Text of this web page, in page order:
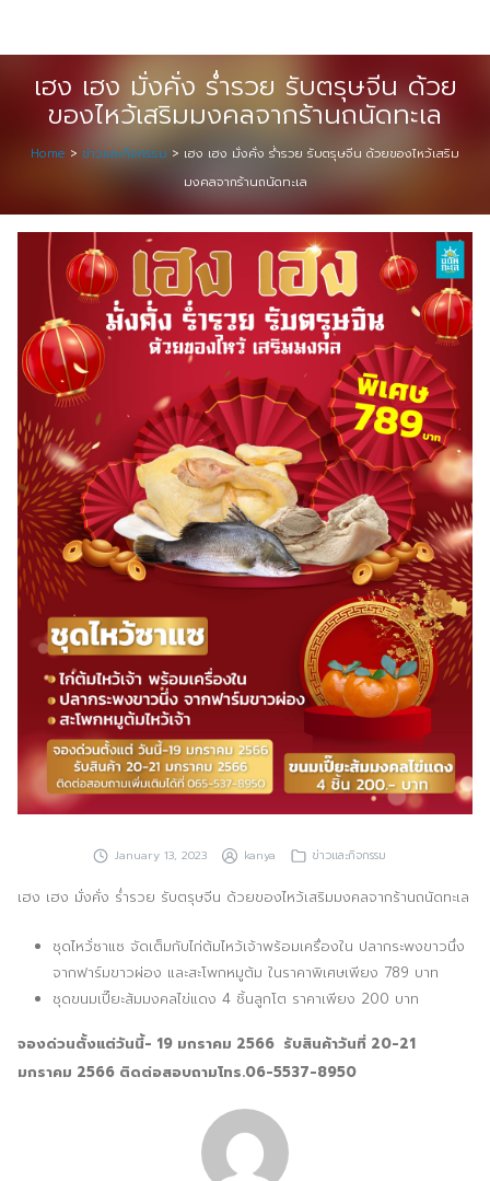
Event & Exhibition Solution
intro
Media Solution
Seminar Service Solution
Trading & E-Commerce Solution
ข้อมูลบริษัท
จัดงานแสดงสินค้าและอีเว้นท์ต่าง ๆ
ติดต่อเรา
บริการของเรา
ประชาสัมพันธ์ผ่านสื่อออฟไลน์และสื่อออนไลน์
ผลงานของเรา
ผลิตสิ่งพิมพ์และที่เกี่ยวข้อง
พัฒนาผลิตภัณฑ์
หน้าแรก
อบรมสัมมนาออฟไลน์และออนไลน์
เฮง เฮง มั่งคั่ง ร่ำรวย รับตรุษจีน ด้วย
ของไหว้เสริมมงคลจากร้านถนัดทะเล
Home > ข่าวและกิจกรรม > เฮง เฮง มั่งคั่ง ร่ำรวย รับตรุษจีน ด้วยของไหว้เสริม
มงคลจากร้านถนัดทะเล
January 13, 2023 kanya ข่าวและกิจกรรม
เฮง เฮง มั่งคั่ง ร่ำรวย รับตรุษจีน ด้วยของไหว้เสริมมงคลจากร้านถนัดทะเล
ชุดไหว้่ซาแซ จัดเต็มกับไก่ต้มไหว้เจ้าพร้อมเครื่องใน ปลากระพงขาวนึ่ง
จากฟาร์มขาวผ่อง และสะโพกหมูต้ม ในราคาพิเศษเพียง 789 บาท
ชุดขนมเปี๊ยะส้มมงคลไข่แดง 4 ชิ้นลูกโต ราคาเพียง 200 บาท
จองด่วนตั้งแต่วันนี้- 19 มกราคม 2566 รับสินค้าวันที่ 20-21
มกราคม 2566 ติดต่อสอบถามโทร.06-5537-8950